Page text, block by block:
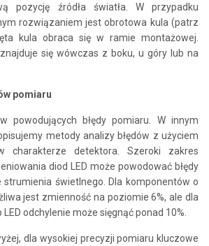
pozycję źródła światła. W przypadku
rozwiązaniem jest obrotowa kula (patrz
kula obraca się w ramie montażowej.
się wówczas z boku, u góry lub na
pomiaru
powodujących błędy pomiaru. W innym
metody analizy błędów z użyciem
charakterze detektora. Szeroki zakres
diod LED może powodować błędy
świetlnego. Dla komponentów o
jest zmienność na poziomie 6%, ale dla
odchylenie może sięgnąć ponad 10%.
dla wysokiej precyzji pomiaru kluczowe